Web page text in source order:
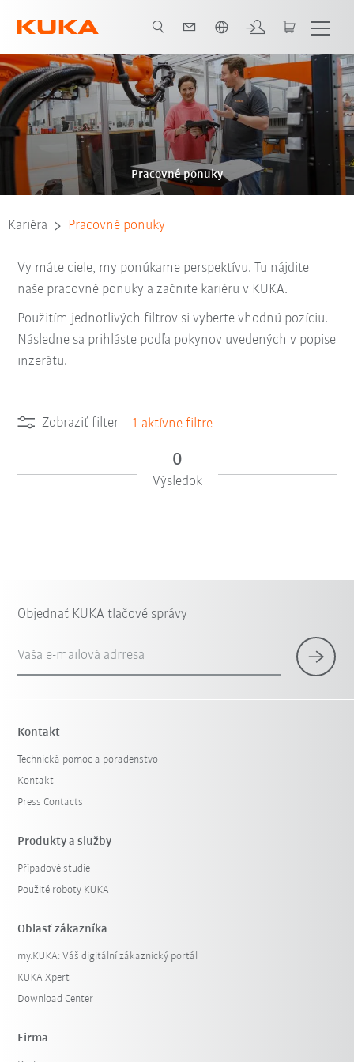
Pracovné ponuky
Kariéra Pracovné ponuky
Vy máte ciele, my ponúkame perspektívu. Tu nájdite
naše pracovné ponuky a začnite kariéru v KUKA.
Použitím jednotlivých filtrov si vyberte vhodnú pozíciu.
Následne sa prihláste podľa pokynov uvedených v popise
inzerátu.
Zobraziť filter – 1 aktívne filtre
Filter zrušiť
0
Výsledok
Objednať KUKA tlačové správy
Vaša e-mailová adrresa
Kontakt
Technická pomoc a poradenstvo
Kontakt
Press Contacts
Produkty a služby
Případové studie
Použité roboty KUKA
Oblasť zákazníka
my.KUKA: Váš digitální zákaznický portál
KUKA Xpert
Download Center
Firma